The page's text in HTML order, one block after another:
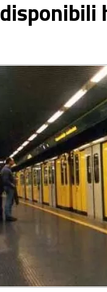
disponibili